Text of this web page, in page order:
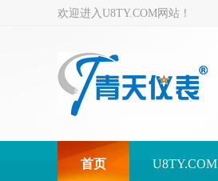
欢迎进入U8TY.COM网站！
首页 U8TY.COM